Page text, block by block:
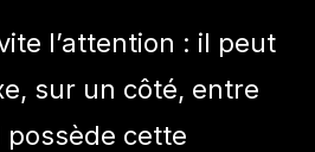
l’attention : il peut
sur un côté, entre
possède cette